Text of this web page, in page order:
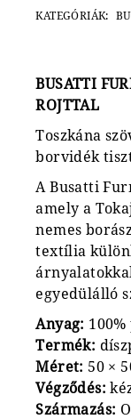
KATEGÓRIÁK:
BUSATTI
ROJTTAL
Toszkána
borvidék
A Busatti
amely a
nemes
textília
egyedülálló
Anyag:
Termék:
Méret: 50 ×
Végződés:
Származás: